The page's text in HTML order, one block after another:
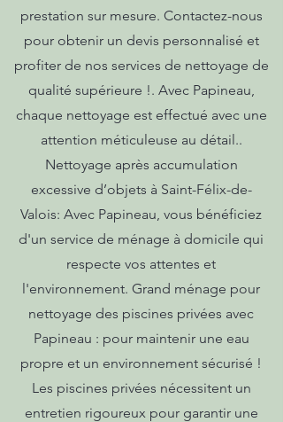
prestation sur mesure. Contactez-nous
pour obtenir un devis personnalisé et
profiter de nos services de nettoyage de
qualité supérieure !. Avec Papineau,
chaque nettoyage est effectué avec une
attention méticuleuse au détail..
Nettoyage après accumulation
excessive d’objets à Saint-Félix-de-
Valois: Avec Papineau, vous bénéficiez
d'un service de ménage à domicile qui
respecte vos attentes et
l'environnement. Grand ménage pour
nettoyage des piscines privées avec
Papineau : pour maintenir une eau
propre et un environnement sécurisé !
Les piscines privées nécessitent un
entretien rigoureux pour garantir une